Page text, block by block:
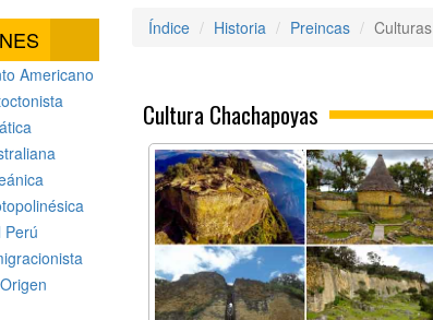
Americano
Perú
Índice Historia Preincas Culturas
Cultura Chachapoyas